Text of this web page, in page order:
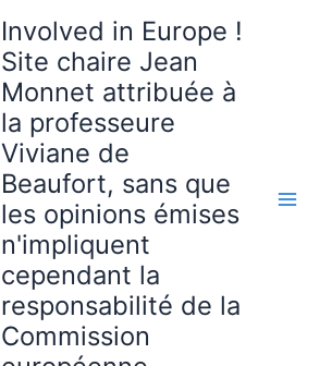
Involved in Europe !
Site chaire Jean
Monnet attribuée à
la professeure
Viviane de
Beaufort, sans que
les opinions émises
n'impliquent
cependant la
responsabilité de la
Commission